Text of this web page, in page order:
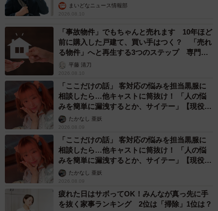
まいどなニュース情報部
2026.08.10
「事故物件」でもちゃんと売れます 10年ほど
前に購入した戸建て、買い手はつく？ 「売れ
る物件」へと再生する3つのステップ 専門家
が解説平藤 清刀
2026.08.10
「ここだけの話」 客対応の悩みを担当黒服に
相談したら…他キャストに筒抜け！ 「人の悩
みを簡単に漏洩するとか、サイテー」【現役キ
ャストに取材】
たかなし 亜妖
2026.08.09
「ここだけの話」 客対応の悩みを担当黒服に
相談したら…他キャストに筒抜け！ 「人の悩
みを簡単に漏洩するとか、サイテー」【現役キ
ャストに取材】
たかなし 亜妖
2026.08.09
疲れた日はサボってOK！みんなが真っ先に手
を抜く家事ランキング 2位は「掃除」1位は？